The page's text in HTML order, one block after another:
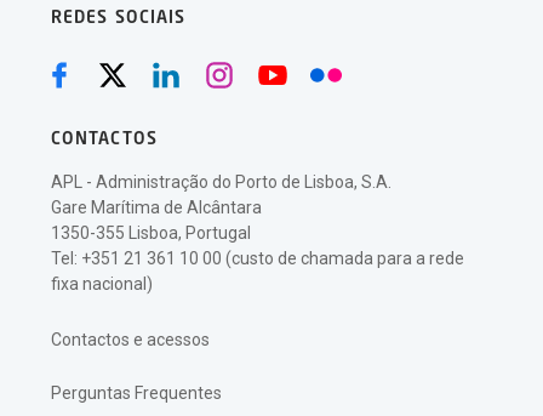
REDES SOCIAIS
CONTACTOS
APL - Administração do Porto de Lisboa, S.A.
Gare Marítima de Alcântara
1350-355 Lisboa, Portugal
Tel: +351 21 361 10 00 (custo de chamada para a rede
fixa nacional)
Contactos e acessos
Perguntas Frequentes